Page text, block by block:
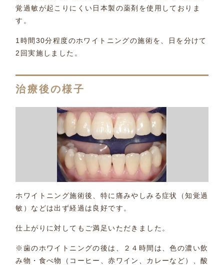
覚過敏が起こりにくい日本製の薬剤を使用しておりま
す。
1時間30分程度のホワイトニングの施術を、日を分けて
2回実施しました。
治療後の様子
ホワイトニング施術後、特に痛みやしみる症状（知覚過
敏）などは出ず経過は良好です。
仕上がりに対してもご満足いただきました。
※歯のホワイトニングの後は、２４時間は、色の濃い飲
み物・食べ物（コーヒー、赤ワイン、カレーなど）、酸